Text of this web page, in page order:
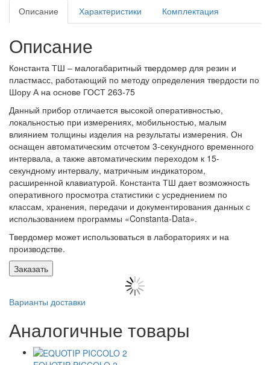
Описание Характеристики Комплектация
Описание
Константа ТШ – малогабаритный твердомер для резин и
пластмасс, работающий по методу определения твердости по
Шору А на основе ГОСТ 263-75
Данный прибор отличается высокой оперативностью,
локальностью при измерениях, мобильностью, малым
влиянием толщины изделия на результаты измерения. Он
оснащен автоматическим отсчетом 3-секундного временного
интервала, а также автоматическим переходом к 15-
секундному интервалу, матричным индикатором,
расширенной клавиатурой. Константа ТШ дает возможность
оперативного просмотра статистики с усреднением по
классам, хранения, передачи и документирования данных с
использованием программы «Constanta-Data».
Твердомер может использоваться в лабораториях и на
производстве.
Заказать
Варианты доставки
Аналогичные товары